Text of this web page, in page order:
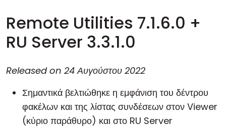
Remote Utilities 7.1.6.0 +
RU Server 3.3.1.0
Released on 24 Αυγούστου 2022
Σημαντικά βελτιώθηκε η εμφάνιση του δέντρου
φακέλων και της λίστας συνδέσεων στον Viewer
(κύριο παράθυρο) και στο RU Server